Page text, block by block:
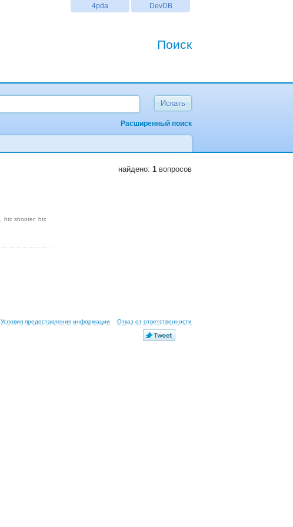
DevDB
4pda
Поиск
Расширенный поиск
найдено: 1 вопросов
htc shooter
htc
Условия предоставления информации Отказ от ответственности